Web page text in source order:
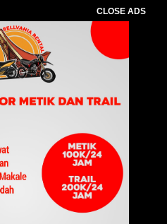
CLOSE ADS